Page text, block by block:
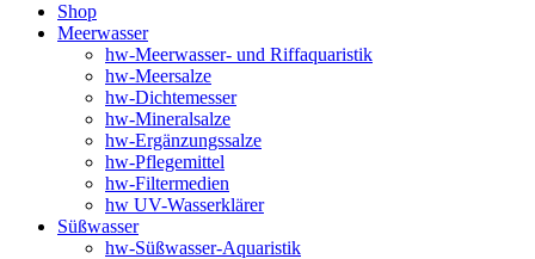
Shop
Meerwasser
hw-Meerwasser- und Riffaquaristik
hw-Meersalze
hw-Dichtemesser
hw-Mineralsalze
hw-Ergänzungssalze
hw-Pflegemittel
hw-Filtermedien
hw UV-Wasserklärer
Süßwasser
hw-Süßwasser-Aquaristik